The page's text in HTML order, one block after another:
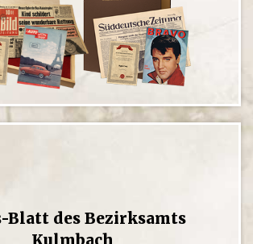
Blatt des Bezirksamts
Kulmbach